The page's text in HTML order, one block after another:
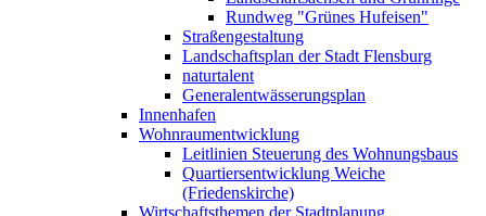
Rundweg "Grünes Hufeisen"
Straßengestaltung
Landschaftsplan der Stadt Flensburg
naturtalent
Generalentwässerungsplan
Innenhafen
Wohnraumentwicklung
Leitlinien Steuerung des Wohnungsbaus
Quartiersentwicklung Weiche
(Friedenskirche)
Wirtschaftsthemen der Stadtplanung